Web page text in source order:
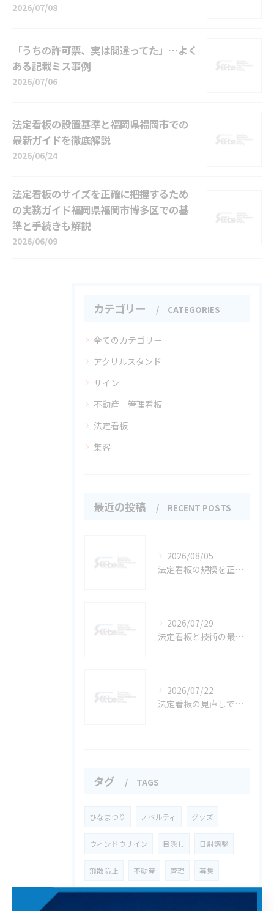
2026/07/08
「うちの許可票、実は間違ってた」…よく
ある記載ミス事例
2026/07/06
法定看板の設置基準と福岡県福岡市での
最新ガイドを徹底解説
2026/06/24
法定看板のサイズを正確に把握するため
の実務ガイド福岡県福岡市博多区での基
準と手続きも解説
2026/06/09
カテゴリー CATEGORIES
全てのカテゴリー
アクリルスタンド
サイン
不動産 管理看板
法定看板
集客
最近の投稿 RECENT POSTS
2026/08/05
法定看板の規模を正しく理解して現場で違反しないサイズ選びと設置基準を徹底解説
2026/07/29
法定看板と技術の最新ガイド——福岡県で守るべき基準と行政手続き
2026/07/22
法定看板の見直しで最新情報を維持する実践チェックとコスト削減術
タグ TAGS
ひなまつり ノベルティ グッズ
ウィンドウサイン 目隠し 日射調整
飛散防止 不動産 管理 募集